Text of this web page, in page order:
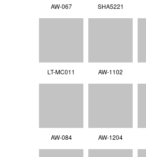
AW-067 SHA5221
LT-MC011 AW-1102
AW-084 AW-1204